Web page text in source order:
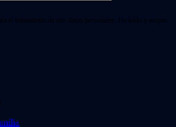
el tratamiento de mis datos personales. He leído y acepto